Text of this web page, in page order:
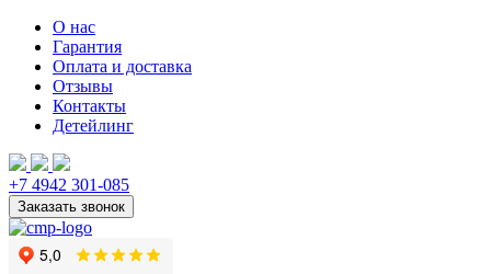
О нас
Гарантия
Оплата и доставка
Отзывы
Контакты
Детейлинг
+7 4942 301-085